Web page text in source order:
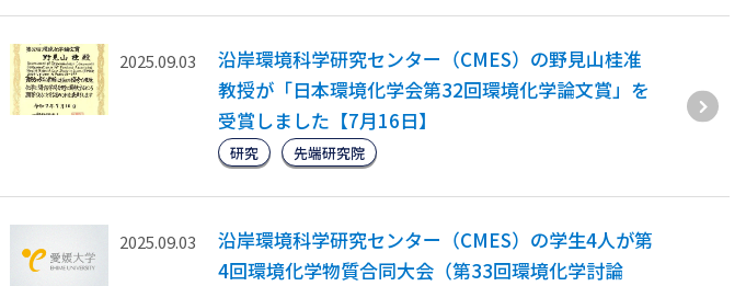
2025.09.03
沿岸環境科学研究センター（CMES）の野見山桂准
教授が「日本環境化学会第32回環境化学論文賞」を
受賞しました【7月16日】
研究 先端研究院
2025.09.03
沿岸環境科学研究センター（CMES）の学生4人が第
4回環境化学物質合同大会（第33回環境化学討論